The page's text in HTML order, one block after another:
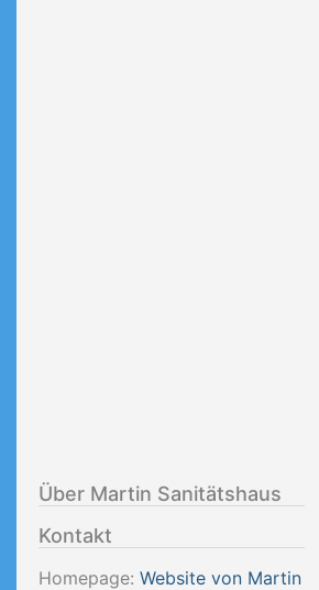
Über Martin Sanitätshaus
Kontakt
Homepage: Website von Martin